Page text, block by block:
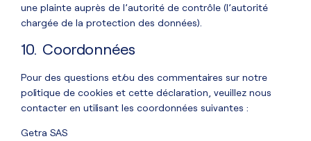
une plainte auprès de l’autorité de contrôle (l’autorité
chargée de la protection des données).
10. Coordonnées
Pour des questions et/ou des commentaires sur notre
politique de cookies et cette déclaration, veuillez nous
contacter en utilisant les coordonnées suivantes :
Getra SAS